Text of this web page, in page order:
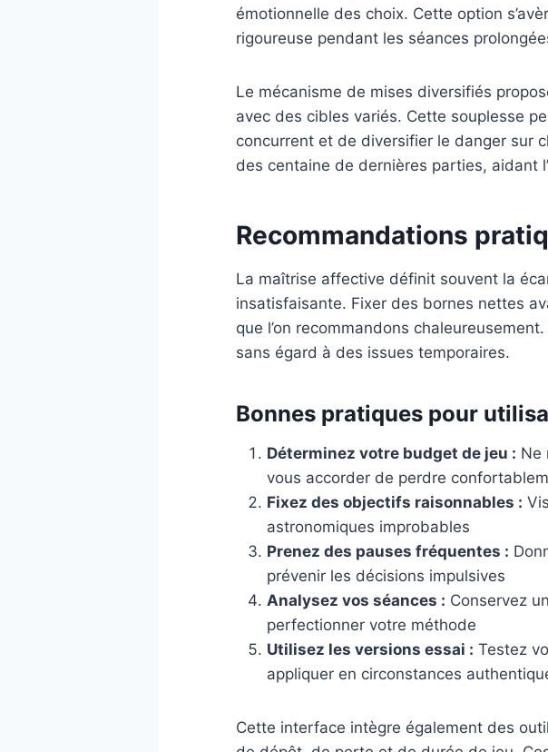
émotionnelle des choix. Cette option
rigoureuse pendant les séances
Le mécanisme de mises diversifiés
avec des cibles variés. Cette souplesse
concurrent et de diversifier le danger sur
des centaine de dernières parties, aidant
Recommandations
La maîtrise affective définit souvent la
insatisfaisante. Fixer des bornes nettes
que l’on recommandons
sans égard à des issues temporaires.
Bonnes pratiques pour
Déterminez votre budget de jeu : Ne
vous accorder de perdre
Fixez des objectifs raisonnables :
astronomiques improbables
Prenez des pauses fréquentes :
prévenir les décisions impulsives
Analysez vos séances : Conservez
perfectionner votre méthode
Utilisez les versions essai : Testez
appliquer en circonstances
Cette interface intègre également des